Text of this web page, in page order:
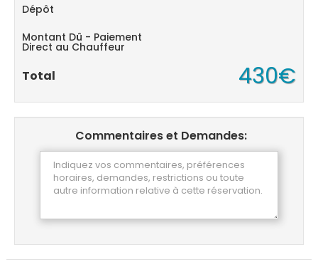
Dépôt
Montant Dû - Paiement
Direct au Chauffeur
Total 430€
Commentaires et Demandes: